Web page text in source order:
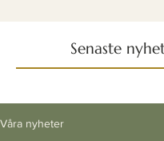
Senaste
Våra nyheter